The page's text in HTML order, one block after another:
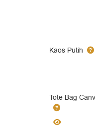
Kaos Putih
Tote Bag